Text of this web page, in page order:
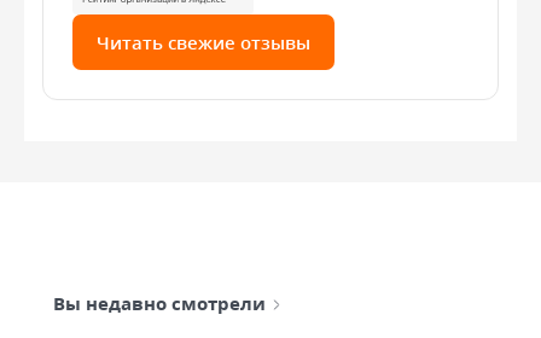
Читать свежие отзывы
Вы недавно смотрели